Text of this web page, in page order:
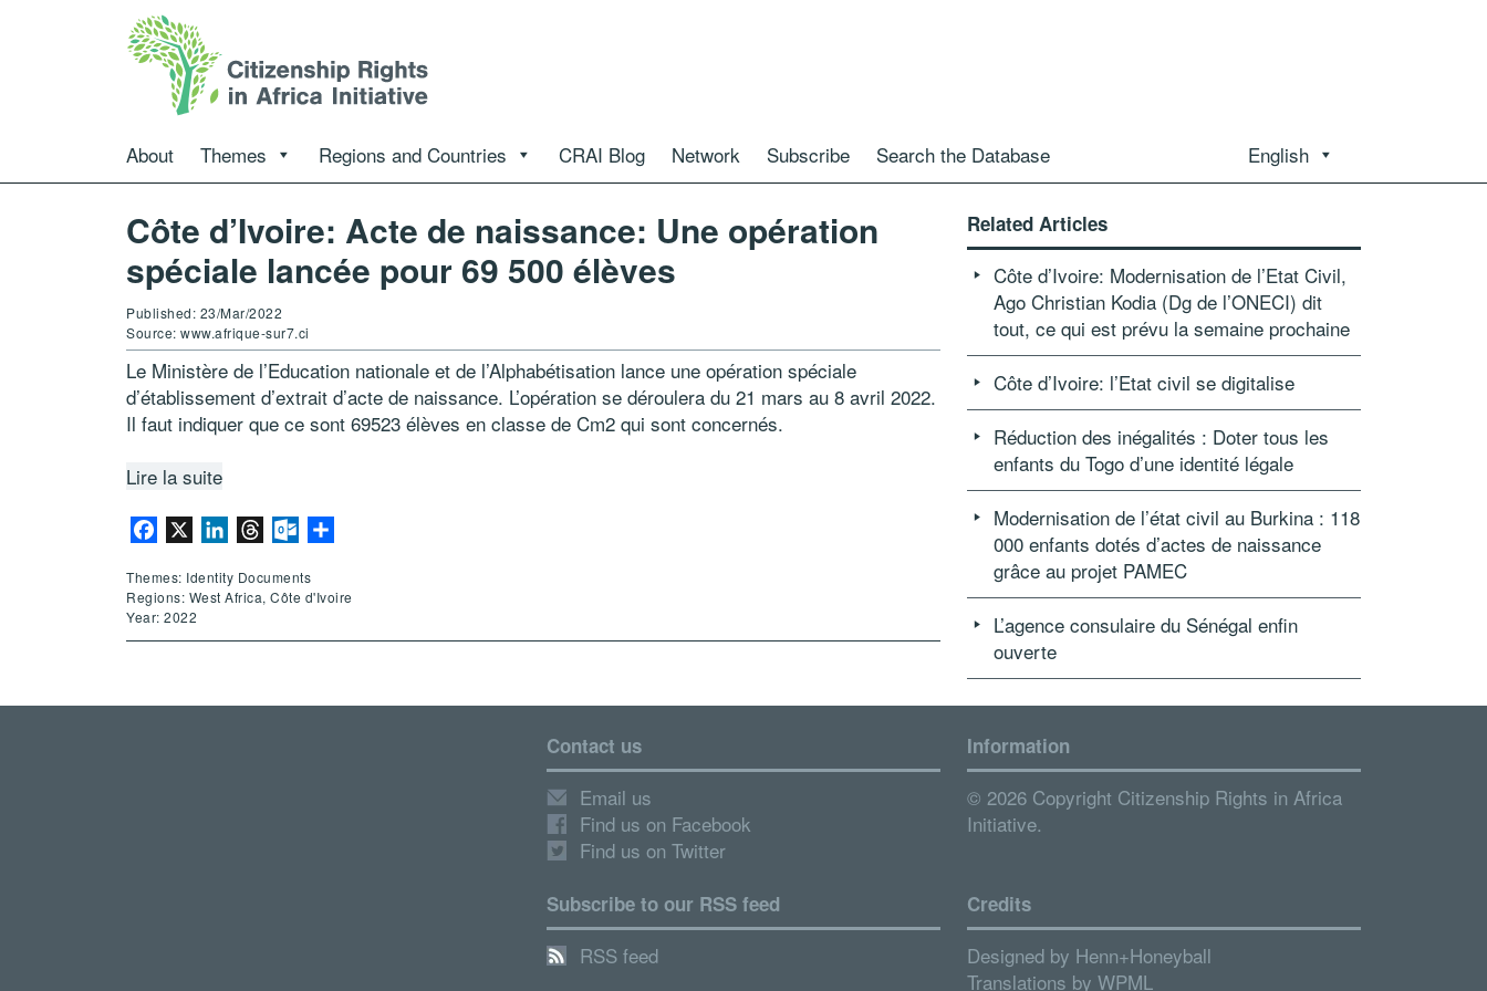
About Themes Regions and Countries CRAI Blog Network Subscribe Search the Database English
Côte d’Ivoire: Acte de naissance: Une opération
spéciale lancée pour 69 500 élèves
Published: 23/Mar/2022
Source: www.afrique-sur7.ci
Le Ministère de l’Education nationale et de l’Alphabétisation lance une opération spéciale
d’établissement d’extrait d’acte de naissance. L’opération se déroulera du 21 mars au 8 avril 2022.
Il faut indiquer que ce sont 69523 élèves en classe de Cm2 qui sont concernés.
Lire la suite
Facebook LinkedInThreadsOutlook.com
Themes: Identity Documents
Regions: West Africa, Côte d'Ivoire
Year: 2022
Related Articles
Côte d’Ivoire: Modernisation de l’Etat Civil,
Ago Christian Kodia (Dg de l’ONECI) dit
tout, ce qui est prévu la semaine prochaine
Côte d’Ivoire: l’Etat civil se digitalise
Réduction des inégalités : Doter tous les
enfants du Togo d’une identité légale
Modernisation de l’état civil au Burkina : 118
000 enfants dotés d’actes de naissance
grâce au projet PAMEC
L’agence consulaire du Sénégal enfin
ouverte
Contact us
Email us
Find us on Facebook
Find us on Twitter
Subscribe to our RSS feed
RSS feed
Information
© 2026 Copyright Citizenship Rights in Africa
Initiative.
Credits
Designed by Henn+Honeyball
Translations by WPML